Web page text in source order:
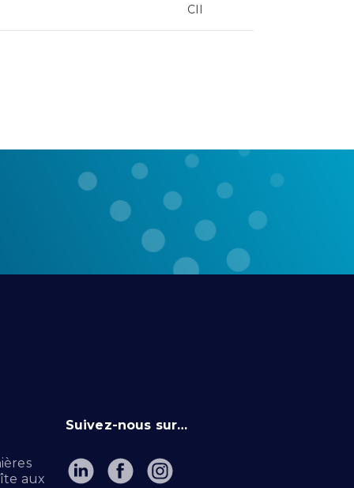
CII
aux
Suivez-nous sur…